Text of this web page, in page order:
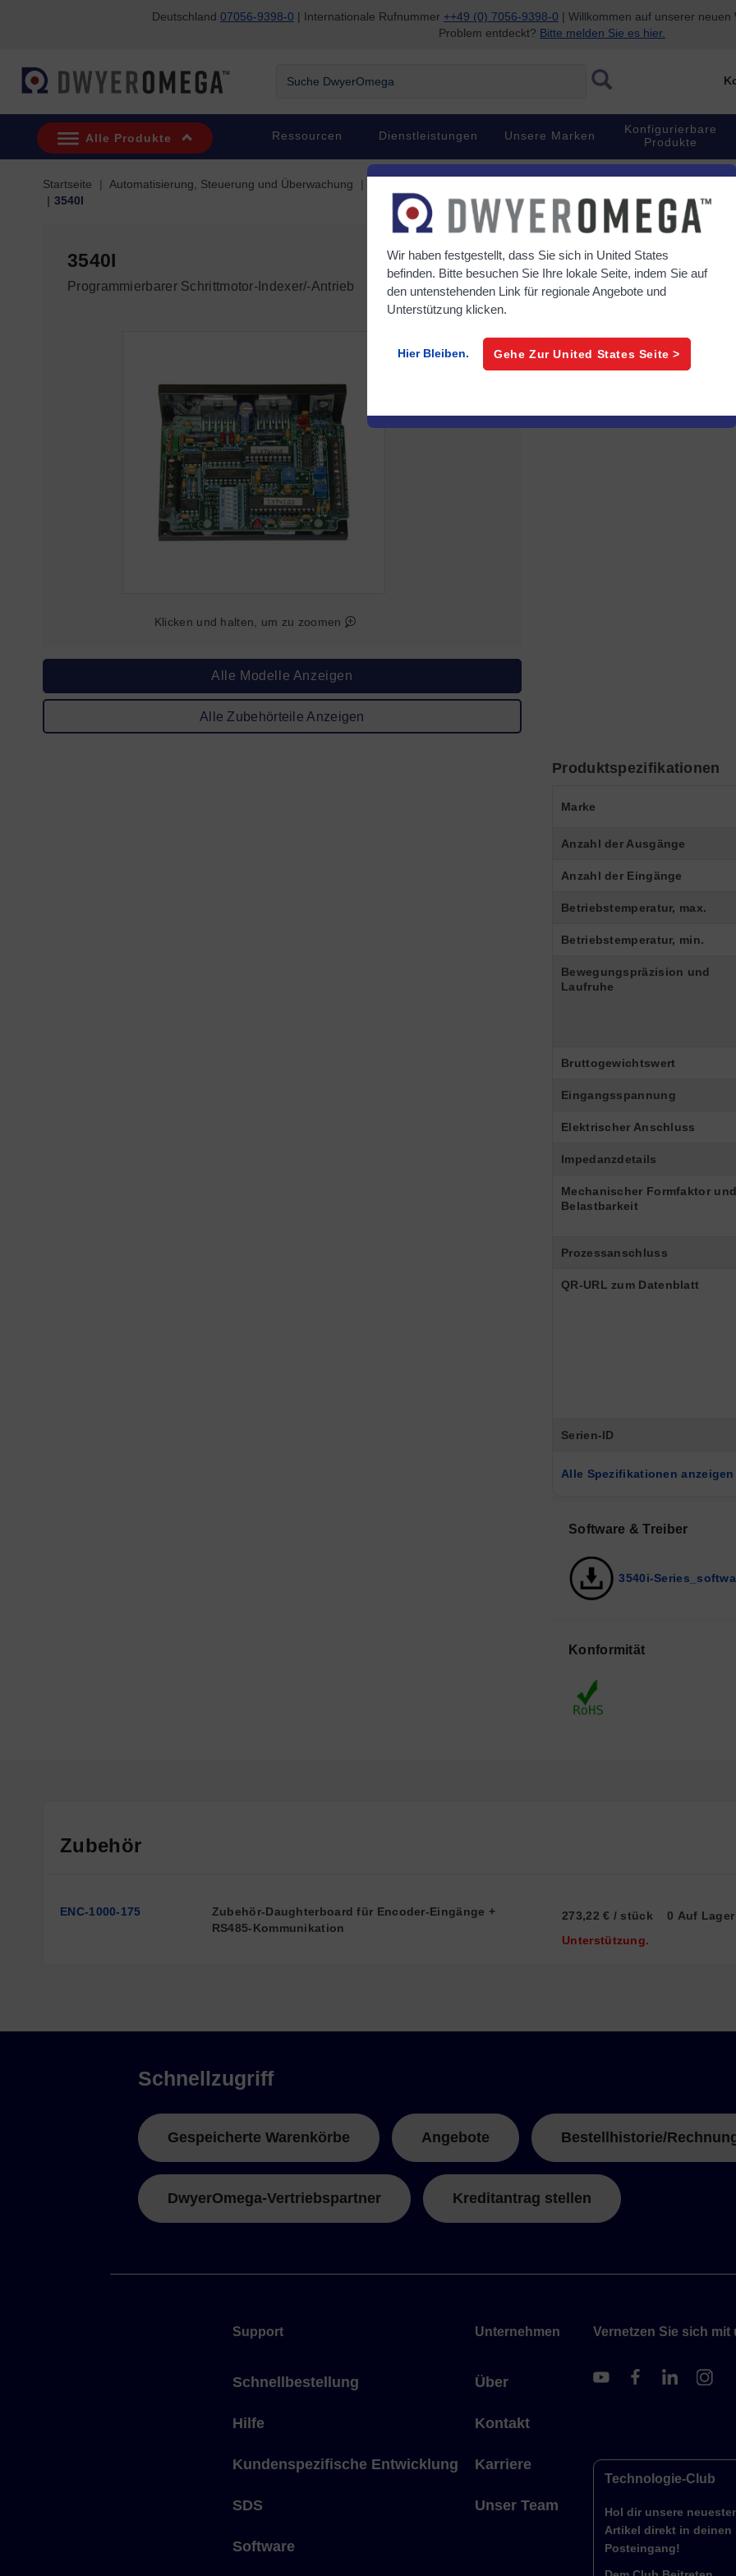
Deutschland 07056-9398-0 | Internationale Rufnummer ++49 (0) 7056-9398-0 | Willkommen auf unserer
Problem entdeckt? Bitte melden Sie es hier.
DwyerOmega
Alle Produkte Ressourcen Dienstleistungen Unsere Marken
Konfigurierbare
Produkte
Startseite Automatisierung, Steuerung und Überwachung
3540I
3540I
Programmierbarer Schrittmotor-Indexer/-Antrieb
Klicken und halten, um zu zoomen
Alle Modelle Anzeigen
Alle Zubehörteile Anzeigen
Dieser Artikel ist eingestellt.
Bitte kontaktieren Sie das
Artikel# 3540I
Produktspezifikationen
Marke
Anzahl der Ausgänge
Anzahl der Eingänge
Betriebstemperatur, max.
Betriebstemperatur, min.
Bewegungspräzision und
Laufruhe
Bruttogewichtswert
Eingangsspannung
Elektrischer Anschluss
Impedanzdetails
Mechanischer Formfaktor
Belastbarkeit
Prozessanschluss
QR-URL zum Datenblatt
Serien-ID
Alle Spezifikationen anzeigen
Software & Treiber
3540i-
Konformität
Zubehör
ENC-1000-175
Zubehör-Daughterboard für Encoder-Eingänge +
RS485-Kommunikation
273,22 € / stück
0 Auf Lager
Unterstützung.
Schnellzugriff
Gespeicherte Warenkörbe Angebote Bestellhistorie/
DwyerOmega-Vertriebspartner Kreditantrag stellen
Support
Schnellbestellung
Hilfe
Kundenspezifische Entwicklung
SDS
Software
Unternehmen
Über
Kontakt
Karriere
Unser Team
Vernetzen Sie sich mit
Technologie-Club
Hol dir unsere
Artikel direkt in deinen
Posteingang!
Wir haben festgestellt, dass Sie sich in United States
befinden. Bitte besuchen Sie Ihre lokale Seite, indem Sie auf
den untenstehenden Link für regionale Angebote und
Unterstützung klicken.
Hier Bleiben. Gehe ZurUnited States Seite >